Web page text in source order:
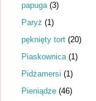
papuga (3)
Paryż (1)
pęknięty tort (20)
Piaskownica (1)
Pidżamersi (1)
Pieniądze (46)